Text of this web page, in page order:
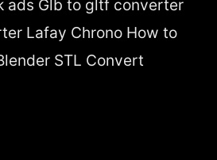
ads Glb to gltf converter
Lafay Chrono How to
STL Convert